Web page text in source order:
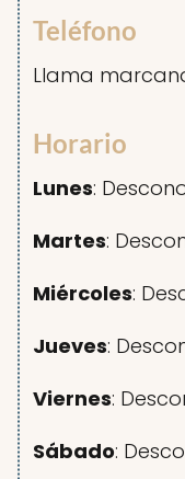
Teléfono
Llama
Horario
Lunes:
Martes:
Miércoles:
Jueves:
Viernes:
Sábado: